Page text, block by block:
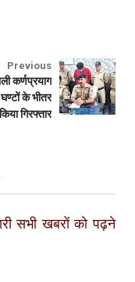
Previous
कर्णप्रयाग
के भीतर
किया गिरफ्तार
सभी खबरों को पढ़ने